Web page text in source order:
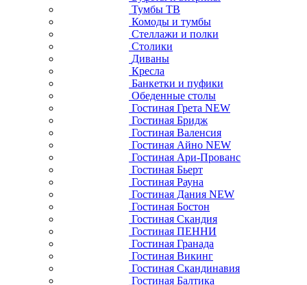
Тумбы ТВ
Комоды и тумбы
Стеллажи и полки
Столики
Диваны
Кресла
Банкетки и пуфики
Обеденные столы
Гостиная Грета NEW
Гостиная Бридж
Гостиная Валенсия
Гостиная Айно NEW
Гостиная Ари-Прованс
Гостиная Бьерт
Гостиная Рауна
Гостиная Дания NEW
Гостиная Бостон
Гостиная Скандия
Гостиная ПЕННИ
Гостиная Гранада
Гостиная Викинг
Гостиная Скандинавия
Гостиная Балтика